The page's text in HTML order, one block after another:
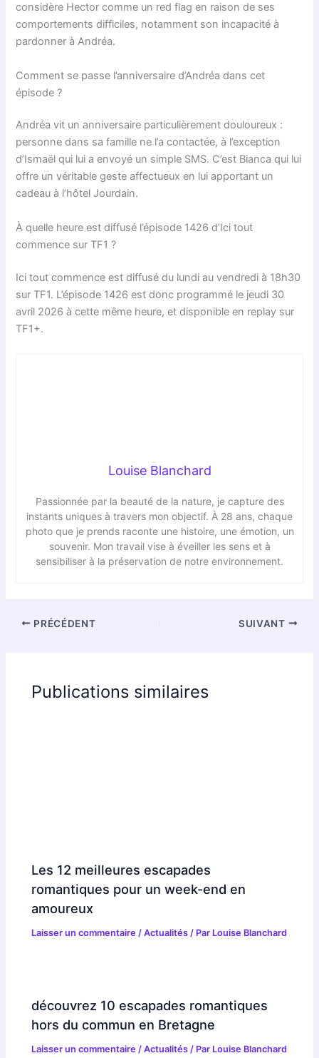
considère Hector comme un red flag en raison de ses
comportements difficiles, notamment son incapacité à
pardonner à Andréa.
Comment se passe l’anniversaire d’Andréa dans cet
épisode ?
Andréa vit un anniversaire particulièrement douloureux :
personne dans sa famille ne l’a contactée, à l’exception
d’Ismaël qui lui a envoyé un simple SMS. C’est Bianca qui lui
offre un véritable geste affectueux en lui apportant un
cadeau à l’hôtel Jourdain.
À quelle heure est diffusé l’épisode 1426 d’Ici tout
commence sur TF1 ?
Ici tout commence est diffusé du lundi au vendredi à 18h30
sur TF1. L’épisode 1426 est donc programmé le jeudi 30
avril 2026 à cette même heure, et disponible en replay sur
TF1+.
Louise Blanchard
Passionnée par la beauté de la nature, je capture des
instants uniques à travers mon objectif. À 28 ans, chaque
photo que je prends raconte une histoire, une émotion, un
souvenir. Mon travail vise à éveiller les sens et à
sensibiliser à la préservation de notre environnement.
PRÉCÉDENT SUIVANT
Publications similaires
Les 12 meilleures escapades
romantiques pour un week-end en
amoureux
Laisser un commentaire /Actualités / Par Louise Blanchard
découvrez 10 escapades romantiques
hors du commun en Bretagne
Laisser un commentaire /Actualités / Par Louise Blanchard